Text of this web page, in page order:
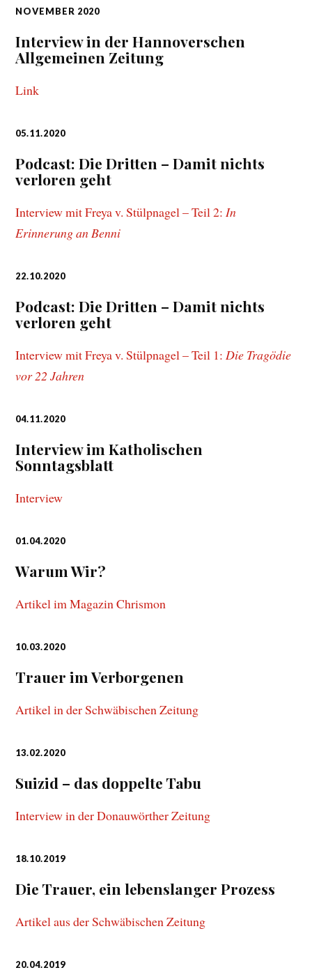
NOVEMBER 2020
Interview in der Hannoverschen
Allgemeinen Zeitung
Link
05.11.2020
Podcast: Die Dritten – Damit nichts
verloren geht
Interview mit Freya v. Stülpnagel – Teil 2: In
Erinnerung an Benni
22.10.2020
Podcast: Die Dritten – Damit nichts
verloren geht
Interview mit Freya v. Stülpnagel – Teil 1: Die Tragödie
vor 22 Jahren
04.11.2020
Interview im Katholischen
Sonntagsblatt
Interview
01.04.2020
Warum Wir?
Artikel im Magazin Chrismon
10.03.2020
Trauer im Verborgenen
Artikel in der Schwäbischen Zeitung
13.02.2020
Suizid – das doppelte Tabu
Interview in der Donauwörther Zeitung
18.10.2019
Die Trauer, ein lebenslanger Prozess
Artikel aus der Schwäbischen Zeitung
20.04.2019